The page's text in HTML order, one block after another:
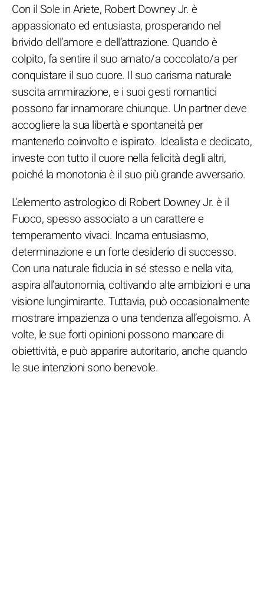
Con il Sole in Ariete, Robert Downey Jr. è
appassionato ed entusiasta, prosperando nel
brivido dell’amore e dell’attrazione. Quando è
colpito, fa sentire il suo amato/a coccolato/a per
conquistare il suo cuore. Il suo carisma naturale
suscita ammirazione, e i suoi gesti romantici
possono far innamorare chiunque. Un partner deve
accogliere la sua libertà e spontaneità per
mantenerlo coinvolto e ispirato. Idealista e dedicato,
investe con tutto il cuore nella felicità degli altri,
poiché la monotonia è il suo più grande avversario.
L'elemento astrologico di Robert Downey Jr. è il
Fuoco, spesso associato a un carattere e
temperamento vivaci. Incarna entusiasmo,
determinazione e un forte desiderio di successo.
Con una naturale fiducia in sé stesso e nella vita,
aspira all’autonomia, coltivando alte ambizioni e una
visione lungimirante. Tuttavia, può occasionalmente
mostrare impazienza o una tendenza all’egoismo. A
volte, le sue forti opinioni possono mancare di
obiettività, e può apparire autoritario, anche quando
le sue intenzioni sono benevole.